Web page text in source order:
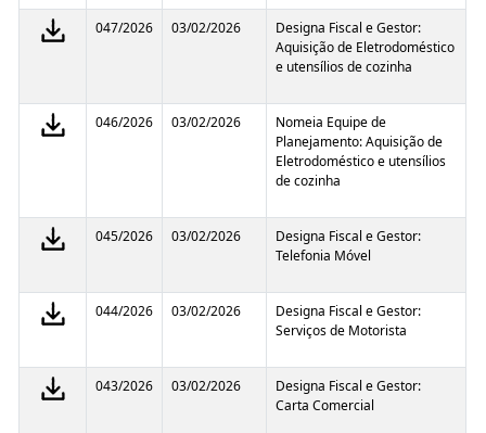
047/2026 03/02/2026
Designa Fiscal e Gestor:
Aquisição de Eletrodoméstico
e utensílios de cozinha
046/2026 03/02/2026
Nomeia Equipe de
Planejamento: Aquisição de
Eletrodoméstico e utensílios
de cozinha
045/2026 03/02/2026
Designa Fiscal e Gestor:
Telefonia Móvel
044/2026 03/02/2026
Designa Fiscal e Gestor:
Serviços de Motorista
043/2026 03/02/2026
Designa Fiscal e Gestor:
Carta Comercial